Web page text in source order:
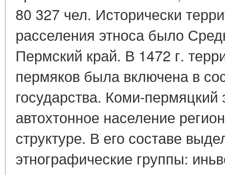
80 327 чел. Исторически
расселения этноса было
Пермский край. В 1472 г.
пермяков была включена в
государства. Коми-
автохтонное население
структуре. В его составе
этнографические группы: